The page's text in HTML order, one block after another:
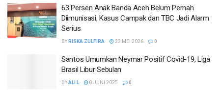
63 Persen Anak Banda Aceh Belum Pernah
Diimunisasi, Kasus Campak dan TBC Jadi Alarm
Serius
BY RISKA ZULFIRA 23 MEI 2026 0
Santos Umumkan Neymar Positif Covid-19, Liga
Brasil Libur Sebulan
BYALI L 8 JUNI 2025 0